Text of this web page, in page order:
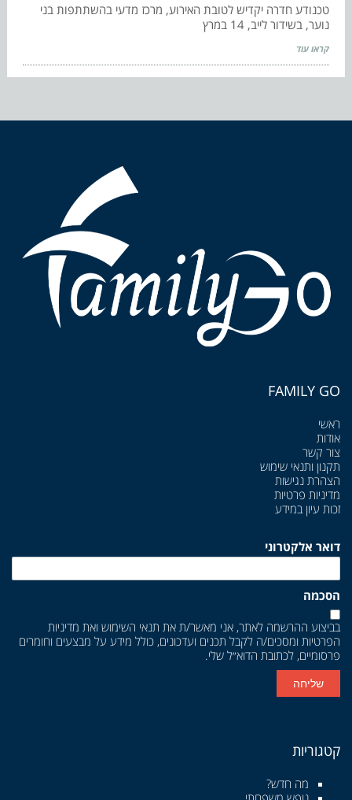
טכנודע חדרה יקדיש לטובת האירוע, מרכז מדעי בהשתתפות בני
נוער, בשידור לייב, 14 במרץ
קראו עוד
FAMILY GO
ראשי
אודות
צור קשר
תקנון ותנאי שימוש
הצהרת נגישות
מדיניות פרטיות
זכות עיון במידע
דואר אלקטרוני
הסכמה
בביצוע ההרשמה לאתר, אני מאשר/ת את תנאי השימוש ואת מדיניות
הפרטיות ומסכים/ה לקבל תכנים ועדכונים, כולל מידע על מבצעים וחומרים
פרסומיים, לכתובת הדוא״ל שלי.
שליחה
קטגוריות
מה חדש?